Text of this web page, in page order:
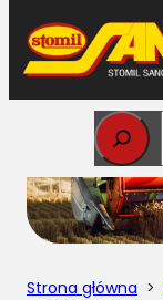
Przejdź
do
treści
Strona główna >